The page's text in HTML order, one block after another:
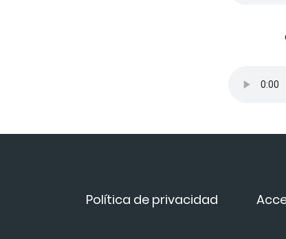
Política de privacidad